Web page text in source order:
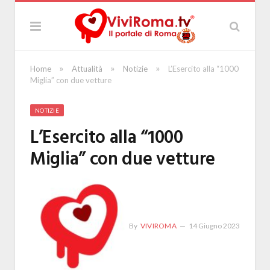
Home » Attualità » Notizie »
L’Esercito alla “1000
Miglia” con due vetture
NOTIZIE
L’Esercito alla “1000
Miglia” con due vetture
By VIVIROMA 14 Giugno 2023